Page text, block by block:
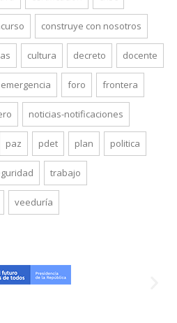
construye con nosotros
cultura decreto docente
emergencia foro frontera
noticias-notificaciones
paz pdet plan politica
trabajo
veeduría